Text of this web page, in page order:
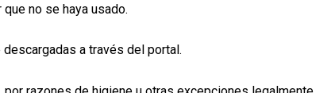
no se haya usado.
a través del portal.